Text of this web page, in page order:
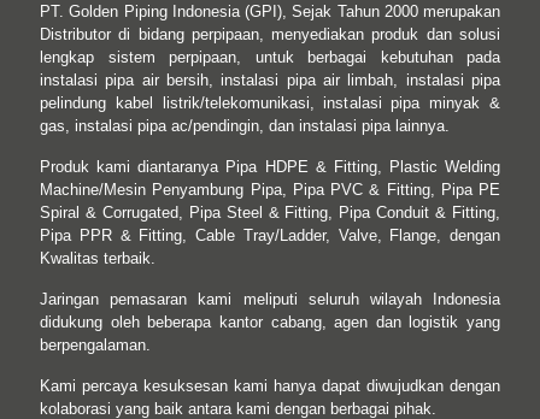
PT. Golden Piping Indonesia (GPI), Sejak Tahun 2000 merupakan
Distributor di bidang perpipaan, menyediakan produk dan solusi
lengkap sistem perpipaan, untuk berbagai kebutuhan pada
instalasi pipa air bersih, instalasi pipa air limbah, instalasi pipa
pelindung kabel listrik/telekomunikasi, instalasi pipa minyak &
gas, instalasi pipa ac/pendingin, dan instalasi pipa lainnya.
Produk kami diantaranya Pipa HDPE & Fitting, Plastic Welding
Machine/Mesin Penyambung Pipa, Pipa PVC & Fitting, Pipa PE
Spiral & Corrugated, Pipa Steel & Fitting, Pipa Conduit & Fitting,
Pipa PPR & Fitting, Cable Tray/Ladder, Valve, Flange, dengan
Kwalitas terbaik.
Jaringan pemasaran kami meliputi seluruh wilayah Indonesia
didukung oleh beberapa kantor cabang, agen dan logistik yang
berpengalaman.
Kami percaya kesuksesan kami hanya dapat diwujudkan dengan
kolaborasi yang baik antara kami dengan berbagai pihak.